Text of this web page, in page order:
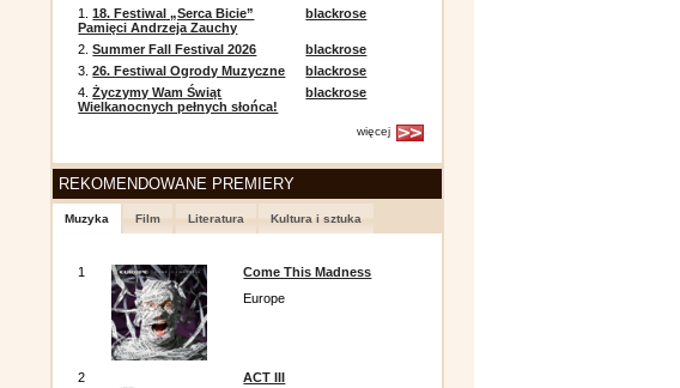
1.18. Festiwal „Serca Bicie”
Pamięci Andrzeja Zauchy
blackrose
2.Summer Fall Festival 2026
blackrose
3.26. Festiwal Ogrody Muzyczne
blackrose
4.Życzymy Wam Świąt
Wielkanocnych pełnych słońca!
blackrose
więcej
REKOMENDOWANE PREMIERY
Muzyka Film Literatura Kultura i sztuka
1
Come This Madness
Europe
2
ACT III